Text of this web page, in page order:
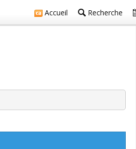
Accueil Recherche